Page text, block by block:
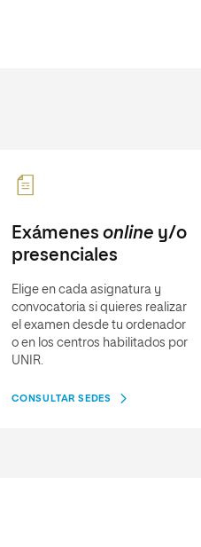
Exámenes online y/o
presenciales
Elige en cada asignatura y
convocatoria si quieres realizar
el examen desde tu ordenador
o en los centros habilitados por
UNIR.
CONSULTAR SEDES